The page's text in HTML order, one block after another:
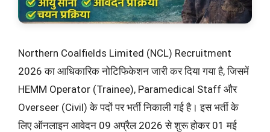
Northern Coalfields Limited (NCL) Recruitment
2026 का आधिकारिक नोटिफिकेशन जारी कर दिया गया है, जिसमें
HEMM Operator (Trainee), Paramedical Staff और
Overseer (Civil) के पदों पर भर्ती निकाली गई है। इस भर्ती के
लिए ऑनलाइन आवेदन 09 अप्रैल 2026 से शुरू होकर 01 मई